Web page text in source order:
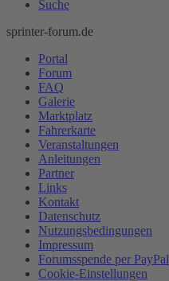
Suche
sprinter-forum.de
Portal
Forum
FAQ
Galerie
Marktplatz
Fahrerkarte
Veranstaltungen
Anleitungen
Partner
Links
Kontakt
Datenschutz
Nutzungsbedingungen
Impressum
Forumsspende per PayPal
Cookie-Einstellungen